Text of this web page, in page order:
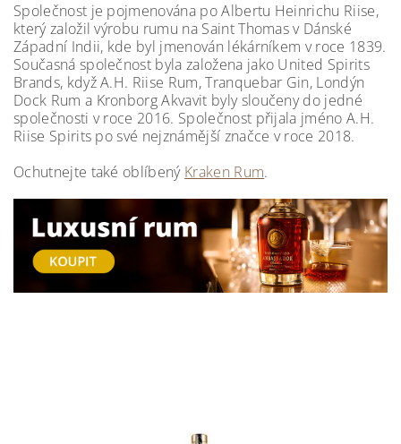
Společnost je pojmenována po Albertu Heinrichu Riise,
který založil výrobu rumu na Saint Thomas v Dánské
Západní Indii, kde byl jmenován lékárníkem v roce 1839.
Současná společnost byla založena jako United Spirits
Brands, když A.H. Riise Rum, Tranquebar Gin, Londýn
Dock Rum a Kronborg Akvavit byly sloučeny do jedné
společnosti v roce 2016. Společnost přijala jméno A.H.
Riise Spirits po své nejznámější značce v roce 2018.
Ochutnejte také oblíbený Kraken Rum.